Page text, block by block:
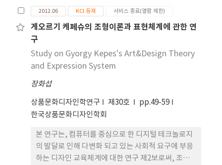
에 있어서는, 퓨처리즘의 조형이념이 당시 이탈리아
의 시대적 배경과 밀접하게 관련되어 있으며, 그 영향
이 당시대의 작가들은 물론, 다양하게 전개되어 가는
전위예술운동에 까지 미치고 있다는 점을 주목하여,
이에 관련된 저서나 관련문헌을 중심으로 다각적인
고찰을 실시하였다. 그 결과, 퓨처리즘의 등장에 직접
전위예술운동에 미친 영향 등이 구체적으로 확인되었
다. 퓨처리즘의 등장 배경에는 당시 유럽의 공업화 흐
름과 상대적으로 그 흐름에 소외되었던 이탈리아 공
니 등 5명의 퓨처리스트가 기치를 올린 밀라노는 이탈
리아의 대표적인 공업도시였지만, 과거의 전통과 격
렬한 사회적 충돌의 개연성이 심각하게 내재되어 있
2012.06 KCI 등재 서비스 종료(열람 제한)
게오르기 케페슈의 조형이론과 표현체계에 관한 연
구
Study on Gyorgy Kepes's Art&Design Theory
and Expression System
장화섭
상품문화디자인학연구 제30호
pp.49-59
한국상품문화디자인학회
본 연구는, 컴퓨터를 중심으로 한 디지털 테크놀로지
의 발달로 인해 다변화 되고 있는 사회적 요구에 부응
하는 디자인 교육체계에 대한 연구 제2보로써, 조형